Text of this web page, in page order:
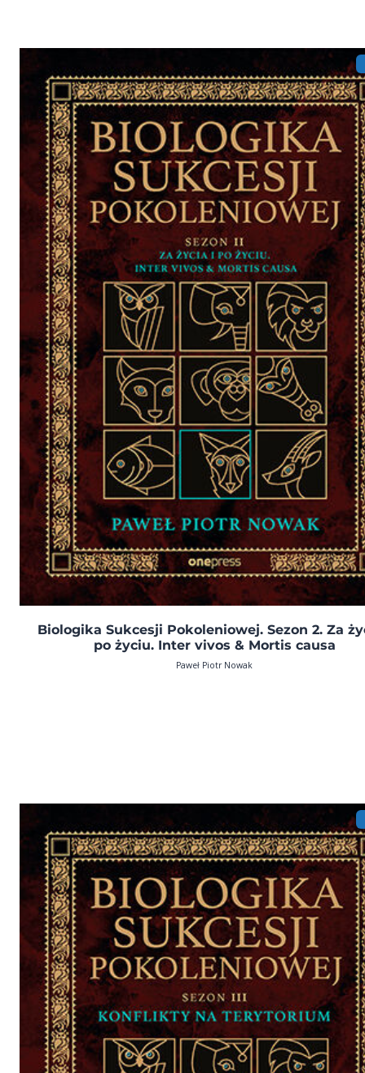
Biologika Sukcesji Pokoleniowej. Sezon 2. Za
po życiu. Inter vivos & Mortis causa
Paweł Piotr Nowak